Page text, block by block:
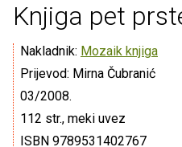
Knjiga pet
Nakladnik: Mozaik knjiga
Prijevod: Mirna Čubranić
03/2008.
112 str., meki uvez
ISBN 9789531402767